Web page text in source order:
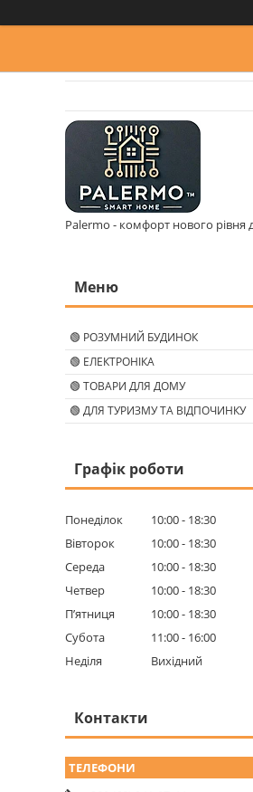
Palermo - комфорт нового
🟢 РОЗУМНИЙ БУДИНОК
🟢 ЕЛЕКТРОНІКА
🟢 ТОВАРИ ДЛЯ ДОМУ
🟢 ДЛЯ ТУРИЗМУ ТА ВІДПОЧИНКУ
Графік роботи
Понеділок 10:00
18:30
Вівторок
10:00
18:30
Середа
10:00
18:30
Четвер
10:00
18:30
Пʼятниця
10:00
18:30
Субота
11:00
16:00
Неділя
Вихідний
Контакти